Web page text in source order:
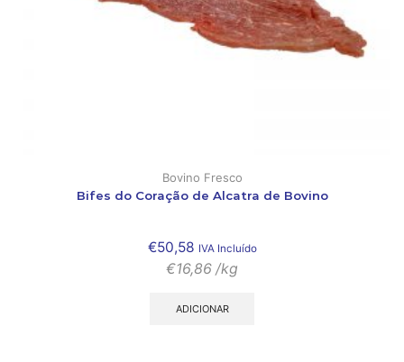
Bovino Fresco
Bifes do Coração de Alcatra de Bovino
€50,58 IVA Incluído
€16,86 /kg
ADICIONAR